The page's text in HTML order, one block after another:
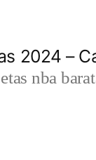
2024 –
nba